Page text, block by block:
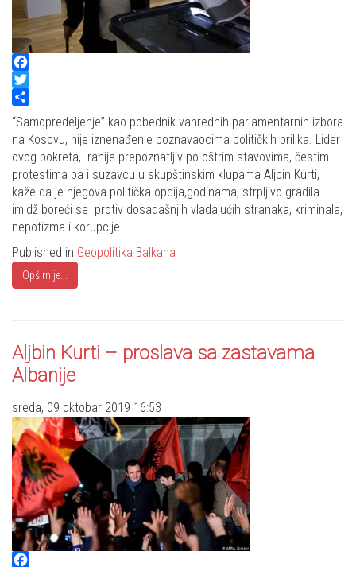
Facebook
Twitter
Share
“Samopredeljenje” kao pobednik vanrednih parlamentarnih izbora
na Kosovu, nije iznenađenje poznavaocima političkih prilika. Lider
ovog pokreta, ranije prepoznatljiv po oštrim stavovima, čestim
protestima pa i suzavcu u skupštinskim klupama Aljbin Kurti,
kaže da je njegova politička opcija,godinama, strpljivo gradila
imidž boreći se protiv dosadašnjih vladajućih stranaka, kriminala,
nepotizma i korupcije.
Published in Geopolitika Balkana
Opširnije...
Aljbin Kurti – proslava sa zastavama
Albanije
sreda, 09 oktobar 2019 16:53